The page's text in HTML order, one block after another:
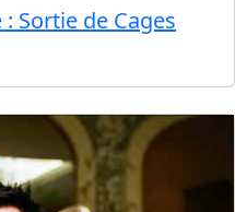
Sortie de Cages